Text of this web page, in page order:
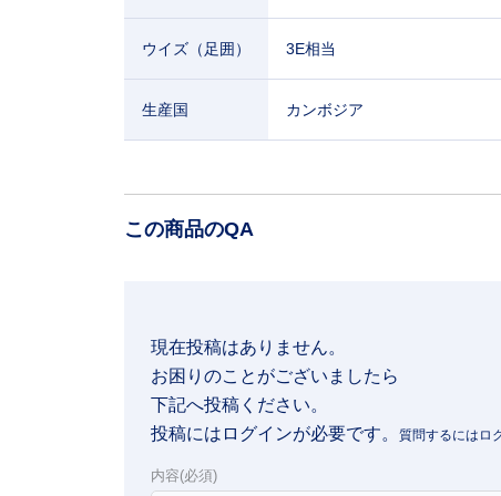
ウイズ（足囲） 3E相当
生産国 カンボジア
この商品のQA
現在投稿はありません。
お困りのことがございましたら
下記へ投稿ください。
投稿にはログインが必要です。
内容(必須)